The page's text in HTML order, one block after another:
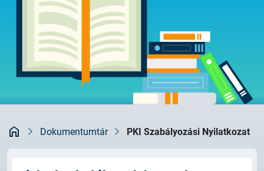
bejelentkezés
dokumentumtár
Rendszerfrissítés
2026.06.04.
Rendszerfrissítés
2026.05.27.
KezdőlapDokumentumtár PKI Szabályozási Nyilatkozat